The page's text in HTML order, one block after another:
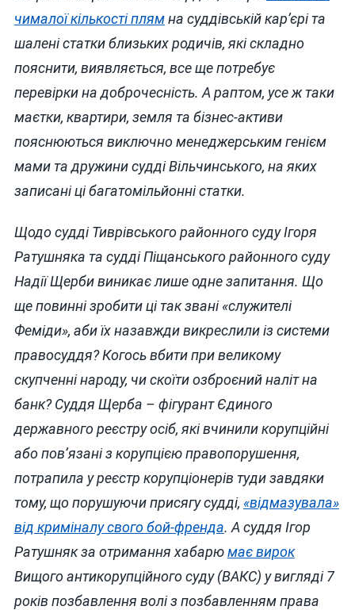
чималої кількості плямна суддівській кар’єрі та
шалені статки близьких родичів, які складно
пояснити, виявляється, все ще потребує
перевірки на доброчесність. А раптом, усе ж таки
маєтки, квартири, земля та бізнес-активи
пояснюються виключно менеджерським генієм
мами та дружини судді Вільчинського, на яких
записані ці багатомільйонні статки.
Щодо судді Тиврівського районного суду Ігоря
Ратушняка та судді Піщанського районного суду
Надії Щерби виникає лише одне запитання. Що
ще повинні зробити ці так звані «служителі
Феміди», аби їх назавжди викреслили із системи
правосуддя? Когось вбити при великому
скупченні народу, чи скоїти озброєний наліт на
банк? Суддя Щерба – фігурант Єдиного
державного реєстру осіб, які вчинили корупційні
або пов’язані з корупцією правопорушення,
потрапила у реєстр корупціонерів туди завдяки
тому, що порушуючи присягу судді, «відмазувала»
від криміналу свого бой-френда. А суддя Ігор
Ратушняк за отримання хабарюмає вирок
Вищого антикорупційного суду (ВАКС) у вигляді 7
років позбавлення волі з позбавленням права